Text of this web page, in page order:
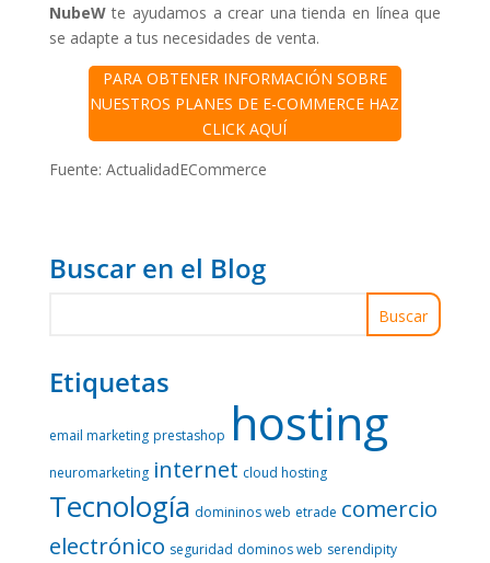
NubeWte ayudamos a crear una tienda en línea que
se adapte a tus necesidades de venta.
PARA OBTENER INFORMACIÓN SOBRE
NUESTROS PLANES DE E-COMMERCE HAZ
CLICK AQUÍ
Fuente: ActualidadECommerce
Buscar en el Blog
Etiquetas
email marketing prestashop hosting
neuromarketing internet cloud hosting
Tecnología domininos web etrade comercio
electrónico seguridad dominos web serendipity